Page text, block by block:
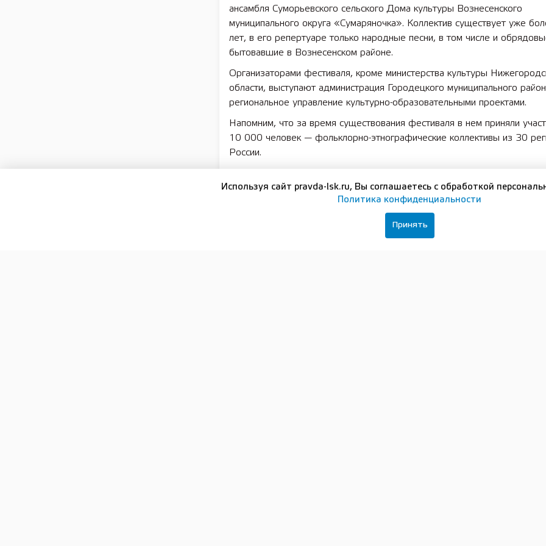
ансамбля Суморьевского сельского Дома культуры Вознесенского
муниципального округа «Сумаряночка». Коллектив существует уже
лет, в его репертуаре только народные песни, в том числе и
бытовавшие в Вознесенском районе.
Организаторами фестиваля, кроме министерства культуры
области, выступают администрация Городецкого муниципального
региональное управление культурно-образовательными проектами.
Напомним, что за время существования фестиваля в нем приняли
10 000 человек — фольклорно-этнографические коллективы из 30
России.
Владимира Путина «О национальных целях развития Российской
период до 2030 года». Он включает три федеральных проекта:
среда», «Творческие люди» и «Цифровая культура».
Используя сайт pravda-lsk.ru, Вы соглашаетесь с обработкой
Политика конфиденциальности
Принять